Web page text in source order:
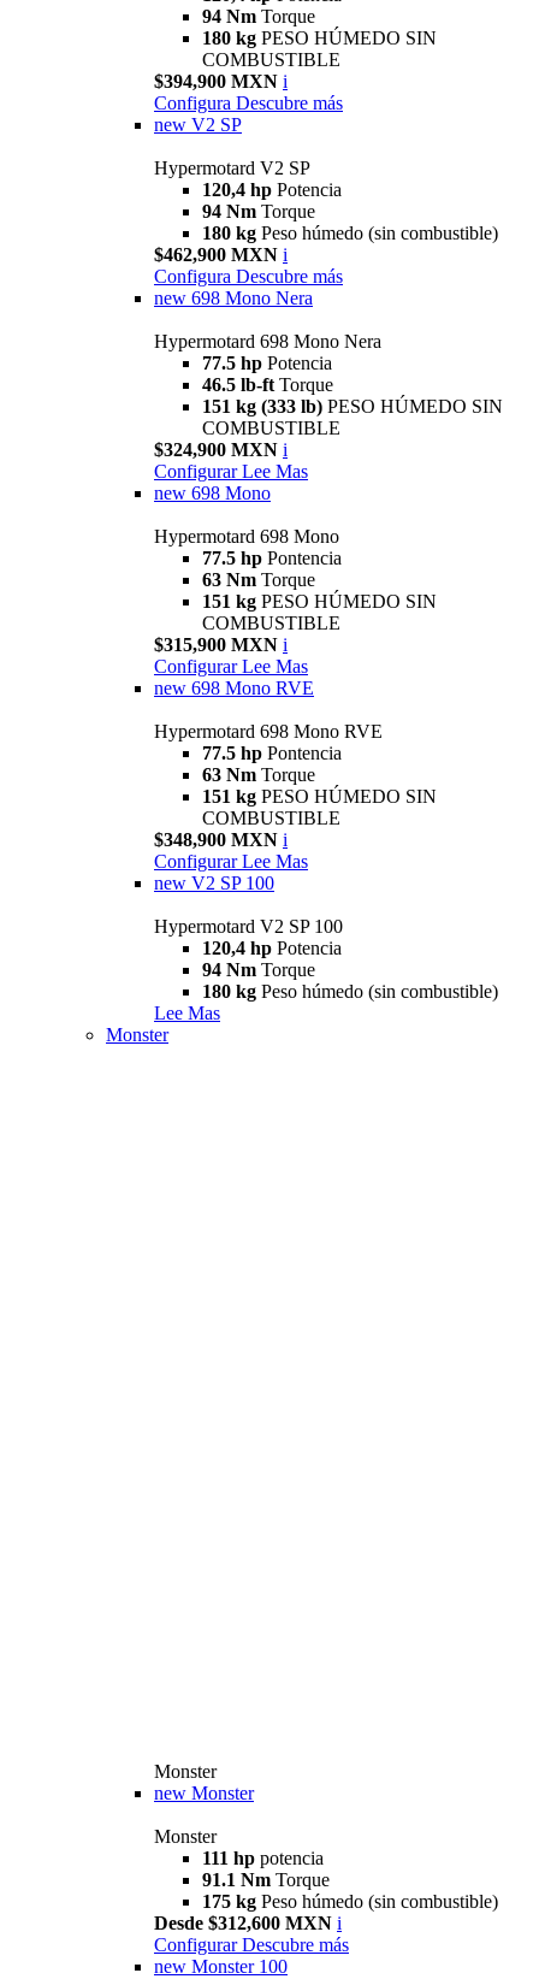
94 Nm Torque
180 kg PESO HÚMEDO SIN
COMBUSTIBLE
$394,900 MXN i
Configura Descubre más
new V2 SP
Hypermotard V2 SP
120,4 hp Potencia
94 Nm Torque
180 kg Peso húmedo (sin combustible)
$462,900 MXN i
Configura Descubre más
new 698 Mono Nera
Hypermotard 698 Mono Nera
77.5 hp Potencia
46.5 lb-ft Torque
151 kg (333 lb) PESO HÚMEDO SIN
COMBUSTIBLE
$324,900 MXN i
Configurar Lee Mas
new 698 Mono
Hypermotard 698 Mono
77.5 hp Pontencia
63 Nm Torque
151 kg PESO HÚMEDO SIN
COMBUSTIBLE
$315,900 MXN i
Configurar Lee Mas
new 698 Mono RVE
Hypermotard 698 Mono RVE
77.5 hp Pontencia
63 Nm Torque
151 kg PESO HÚMEDO SIN
COMBUSTIBLE
$348,900 MXN i
Configurar Lee Mas
new V2 SP 100
Hypermotard V2 SP 100
120,4 hp Potencia
94 Nm Torque
180 kg Peso húmedo (sin combustible)
Lee Mas
Monster
Monster
new Monster
Monster
111 hp potencia
91.1 Nm Torque
175 kg Peso húmedo (sin combustible)
Desde $312,600 MXN i
Configurar Descubre más
new Monster 100